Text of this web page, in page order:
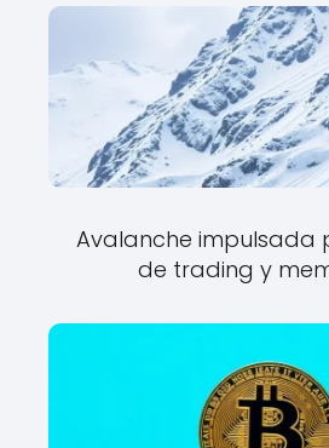
Avalanche impulsada
de trading y